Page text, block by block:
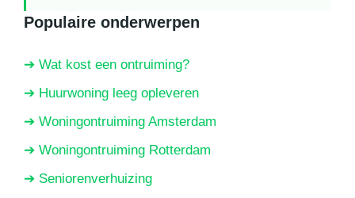
Populaire onderwerpen
➔ Wat kost een ontruiming?
➔ Huurwoning leeg opleveren
➔ Woningontruiming Amsterdam
➔ Woningontruiming Rotterdam
➔ Seniorenverhuizing